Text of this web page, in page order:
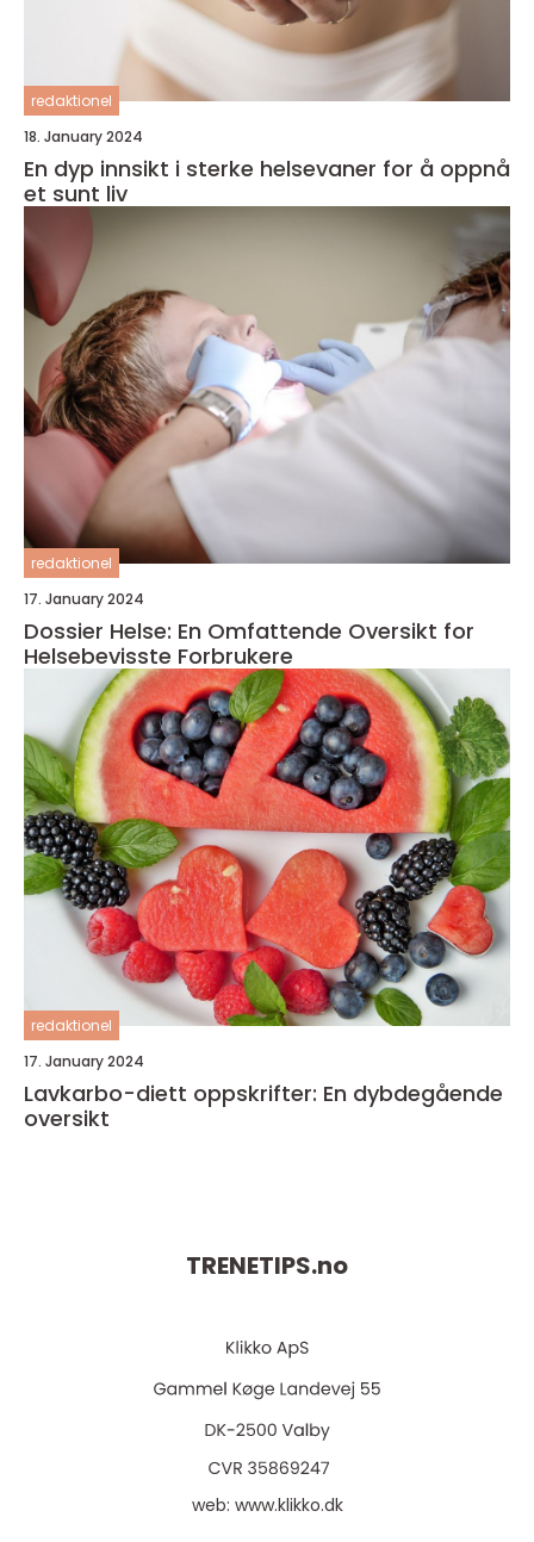
redaktionel
18. January 2024
En dyp innsikt i sterke helsevaner for å oppnå
et sunt liv
redaktionel
17. January 2024
Dossier Helse: En Omfattende Oversikt for
Helsebevisste Forbrukere
redaktionel
17. January 2024
Lavkarbo-diett oppskrifter: En dybdegående
oversikt
TRENETIPS.no
web: www.klikko.dk